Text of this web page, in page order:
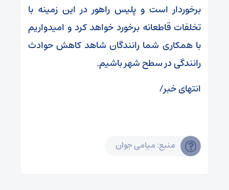
برخوردار است و پلیس راهور در این زمینه با
تخلفات قاطعانه برخورد خواهد کرد و امیدواریم
با همکاری شما رانندگان شاهد کاهش حوادث
رانندگی در سطح شهر باشیم.
انتهای خبر/
منبع: میامی جوان